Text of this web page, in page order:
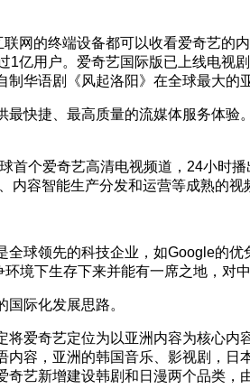
网的终端设备都可以收看爱奇艺的
亿用户。爱奇艺国际版已上线电
华语剧《风起洛阳》在全球最大的
快捷、最高质量的流媒体服务体
首个爱奇艺高清电视频道，24小时
容智能生产分发和运营等成熟的
球领先的科技企业，如Google的
境下生存下来并能有一席之地，对
际化发展思路。
爱奇艺定位为以亚洲内容为核心
容，亚洲的韩国音乐、影视剧，
艺新增建设韩剧和日漫两个品类，